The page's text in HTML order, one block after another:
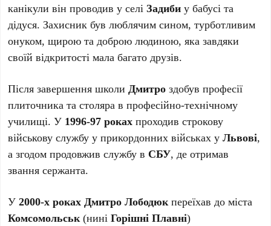
канікули він проводив у селіЗадиби у бабусі та
дідуся. Захисник був люблячим сином, турботливим
онуком, щирою та доброю людиною, яка завдяки
своїй відкритості мала багато друзів.
Після завершення школиДмитро здобув професії
плиточника та столяра в професійно-технічному
училищі. У 1996-97 роках проходив строкову
військову службу у прикордонних військах уЛьвові,
а згодом продовжив службу в СБУ, де отримав
звання сержанта.
У2000-х роках Дмитро Лободюкпереїхав до міста
Комсомольськ(ниніГорішні Плавні)